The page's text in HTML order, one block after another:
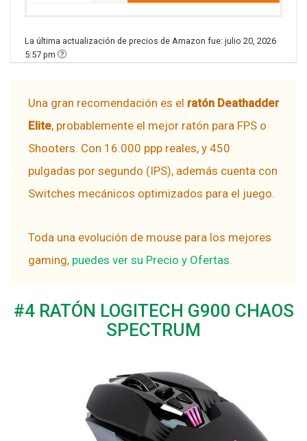
La última actualización de precios de Amazon fue: julio 20, 2026
5:57 pm
Una gran recomendación es el ratón Deathadder
Elite, probablemente el mejor ratón para FPS o
Shooters. Con 16.000 ppp reales, y 450
pulgadas por segundo (IPS), además cuenta con
Switches mecánicos optimizados para el juego.
Toda una evolución de mouse para los mejores
gaming, puedes ver su Precio y Ofertas.
#4 RATÓN LOGITECH G900 CHAOS
SPECTRUM